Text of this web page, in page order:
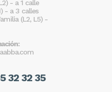
- a 1 calle
- a 3 calles
(L2, L5) -
32 32 35